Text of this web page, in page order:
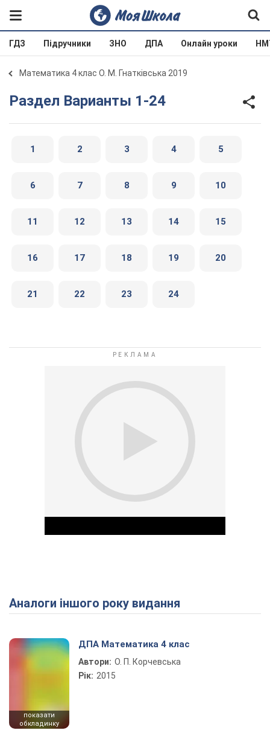
ГДЗ Підручники ЗНО ДПА Онлайн уроки
Математика 4 клас О. М. Гнатківська 2019
Раздел Варианты 1-24
1 2 3 4 5
6 7 8 9 10
11 12 13 14 15
16 17 18 19 20
21 22 23 24
Play Video
Аналоги іншого року видання
показати
обкладинку
ДПА Математика 4 клас
Автори: О. П. Корчевська
Рік: 2015